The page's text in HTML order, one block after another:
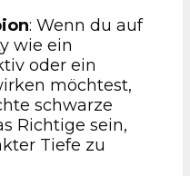
: Wenn du auf
wie ein
oder ein
möchtest,
schwarze
Richtige sein,
Tiefe zu